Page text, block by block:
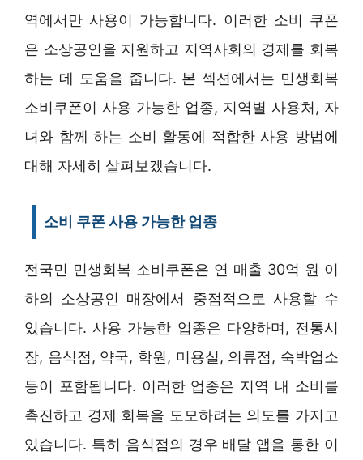
역에서만 사용이 가능합니다. 이러한 소비 쿠폰
은 소상공인을 지원하고 지역사회의 경제를 회복
하는 데 도움을 줍니다. 본 섹션에서는 민생회복
소비쿠폰이 사용 가능한 업종, 지역별 사용처, 자
녀와 함께 하는 소비 활동에 적합한 사용 방법에
대해 자세히 살펴보겠습니다.
소비 쿠폰 사용 가능한 업종
전국민 민생회복 소비쿠폰은 연 매출 30억 원 이
하의 소상공인 매장에서 중점적으로 사용할 수
있습니다. 사용 가능한 업종은 다양하며, 전통시
장, 음식점, 약국, 학원, 미용실, 의류점, 숙박업소
등이 포함됩니다. 이러한 업종은 지역 내 소비를
촉진하고 경제 회복을 도모하려는 의도를 가지고
있습니다. 특히 음식점의 경우 배달 앱을 통한 이